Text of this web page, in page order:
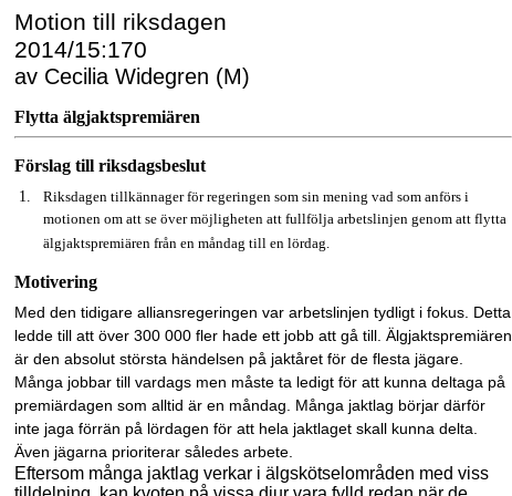
Motion till riksdagen
2014/15:170
av Cecilia Widegren (M)
Flytta älgjaktspremiären
Förslag till riksdagsbeslut
Riksdagen tillkännager för regeringen som sin mening vad som anförs i
motionen om att se över möjligheten att fullfölja arbetslinjen genom att flytta
älgjaktspremiären från en måndag till en lördag.
Motivering
Med den tidigare alliansregeringen var arbetslinjen tydligt i fokus. Detta
ledde till att över 300 000 fler hade ett jobb att gå till. Älgjaktspremiären
är den absolut största händelsen på jaktåret för de flesta jägare
Många jobbar till vardags men måste ta ledigt för att kunna deltaga på
premiärdagen som alltid är en måndag. Många jaktlag börjar därför
inte jaga förrän på lördagen för att hela jaktlaget skall kunna delta.
Även jägarna prioriterar således arbete.
Eftersom många jaktlag verkar i älgskötselområden med viss